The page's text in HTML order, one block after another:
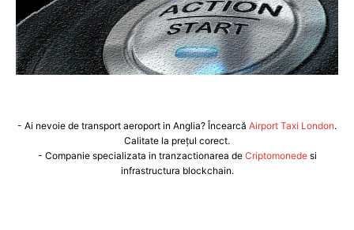
- Ai nevoie de transport aeroport in Anglia? Încearcă Airport Taxi London.
Calitate la prețul corect.
- Companie specializata in tranzactionarea de Criptomonedesi
infrastructura blockchain.